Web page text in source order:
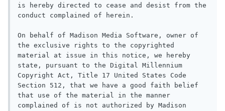
is hereby directed to cease and desist from the
conduct complained of herein.
On behalf of Madison Media Software, owner of
the exclusive rights to the copyrighted
material at issue in this notice, we hereby
state, pursuant to the Digital Millennium
Copyright Act, Title 17 United States Code
Section 512, that we have a good faith belief
that use of the material in the manner
complained of is not authorized by Madison